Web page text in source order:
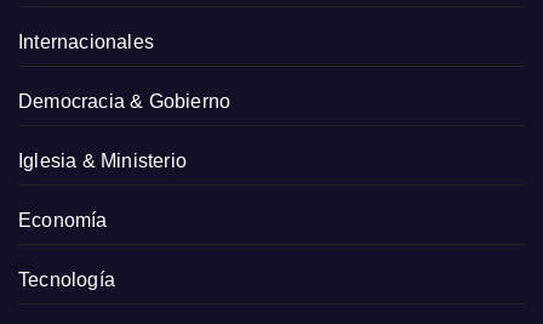
Internacionales
Democracia & Gobierno
Iglesia & Ministerio
Economía
Tecnología